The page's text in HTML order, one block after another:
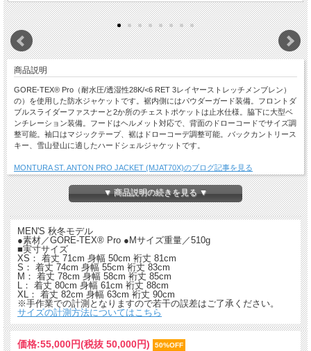
商品説明
GORE-TEX® Pro（耐水圧/透湿性28K/<6 RET 3レイヤーストレッチメンブレン）
の）を使用した防水ジャケットです。裾内側にはパウダーガード装備。フロントダ
ブルスライダーファスナーと2か所のチェストポケットは止水仕様。脇下に大型ベ
ンチレーション装備。フードはヘルメット対応で、背面のドローコードでサイズ調
整可能。袖口はマジックテープ、裾はドローコーデ調整可能。バックカントリース
キー、雪山登山に適したハードシェルジャケットです。
MONTURA ST. ANTON PRO JACKET (MJAT70X)のブログ記事を見る
【ご注意】
・特価品につき返品・交換はできません。
・店舗でも同時販売しておりますので時間差で完売になる場合がございます。
▼ 商品説明の続きを見る ▼
MEN'S 秋冬モデル
●素材／GORE-TEX® Pro ●Mサイズ重量／510g
■実寸サイズ
XS： 着丈 71cm 身幅 50cm 裄丈 81cm
S： 着丈 74cm 身幅 55cm 裄丈 83cm
M： 着丈 78cm 身幅 58cm 裄丈 85cm
L： 着丈 80cm 身幅 61cm 裄丈 88cm
XL： 着丈 82cm 身幅 63cm 裄丈 90cm
※手作業での計測となりますので若干の誤差はご了承ください。
サイズの計測方法についてはこちら
価格:55,000円(税抜 50,000円) 50%OFF